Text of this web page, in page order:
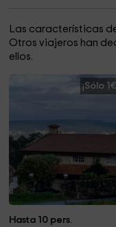
Las características
Otros viajeros han
ellos.
¡Sólo
Hasta 10 pers.